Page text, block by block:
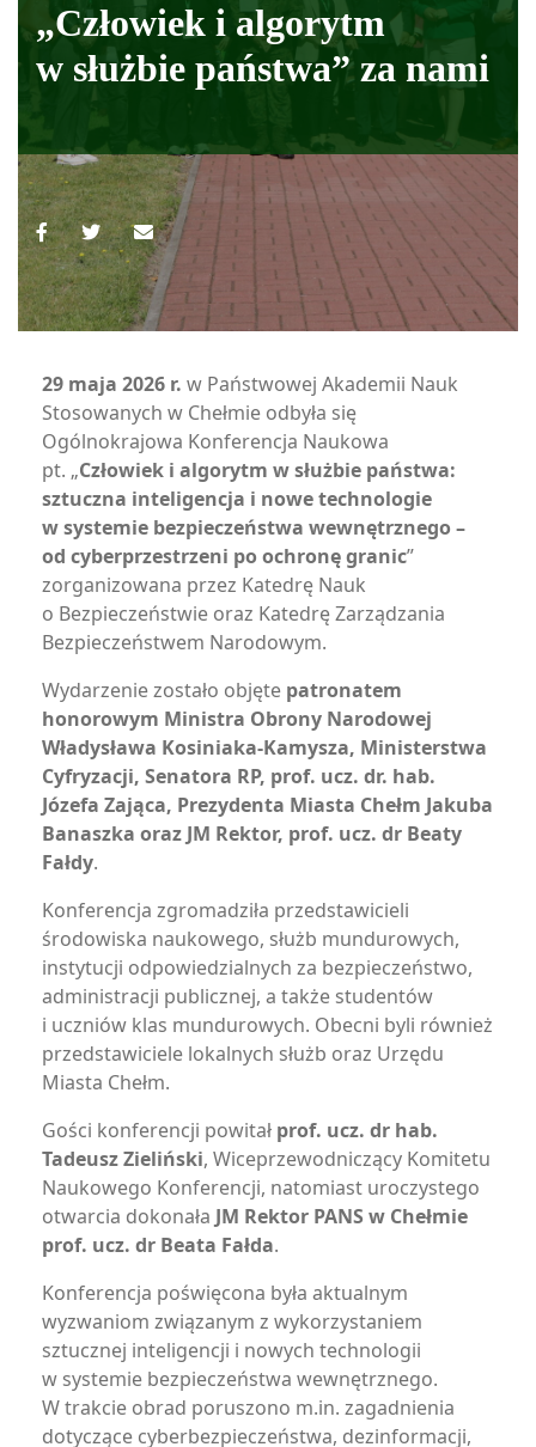
„Człowiek i algorytm
w służbie państwa” za nami
29 maja 2026 r. w Państwowej Akademii Nauk
Stosowanych w Chełmie odbyła się
Ogólnokrajowa Konferencja Naukowa
pt. „Człowiek i algorytm w służbie państwa:
sztuczna inteligencja i nowe technologie
w systemie bezpieczeństwa wewnętrznego –
od cyberprzestrzeni po ochronę granic”
zorganizowana przez Katedrę Nauk
o Bezpieczeństwie oraz Katedrę Zarządzania
Bezpieczeństwem Narodowym.
Wydarzenie zostało objęte patronatem
honorowym Ministra Obrony Narodowej
Władysława Kosiniaka-Kamysza, Ministerstwa
Cyfryzacji, Senatora RP, prof. ucz. dr. hab.
Józefa Zająca, Prezydenta Miasta Chełm Jakuba
Banaszka oraz JM Rektor, prof. ucz. dr Beaty
Fałdy.
Konferencja zgromadziła przedstawicieli
środowiska naukowego, służb mundurowych,
instytucji odpowiedzialnych za bezpieczeństwo,
administracji publicznej, a także studentów
i uczniów klas mundurowych. Obecni byli również
przedstawiciele lokalnych służb oraz Urzędu
Miasta Chełm.
Gości konferencji powitał prof. ucz. dr hab.
Tadeusz Zieliński, Wiceprzewodniczący Komitetu
Naukowego Konferencji, natomiast uroczystego
otwarcia dokonała JM Rektor PANS w Chełmie
prof. ucz. dr Beata Fałda.
Konferencja poświęcona była aktualnym
wyzwaniom związanym z wykorzystaniem
sztucznej inteligencji i nowych technologii
w systemie bezpieczeństwa wewnętrznego.
W trakcie obrad poruszono m.in. zagadnienia
dotyczące cyberbezpieczeństwa, dezinformacji,